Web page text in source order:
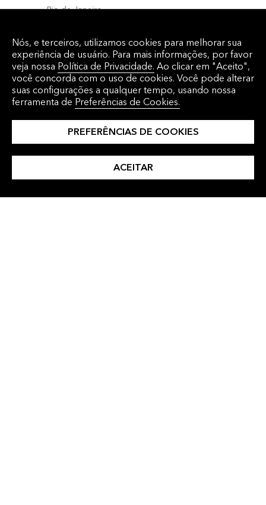
Rio de Janeiro
Configure seu B-
FAQ
REGIÕES
América Latina
China
Coreia
Global
Índia
Japão
Nós, e terceiros, utilizamos cookies para melhorar sua
experiência de usuário. Para mais informações, por favor
veja nossa Política de Privacidade. Ao clicar em "Aceito",
você concorda com o uso de cookies. Você pode alterar
suas configurações a qualquer tempo, usando nossa
ferramenta de Preferências de Cookies.
PREFERÊNCIAS DE COOKIES
ACEITAR